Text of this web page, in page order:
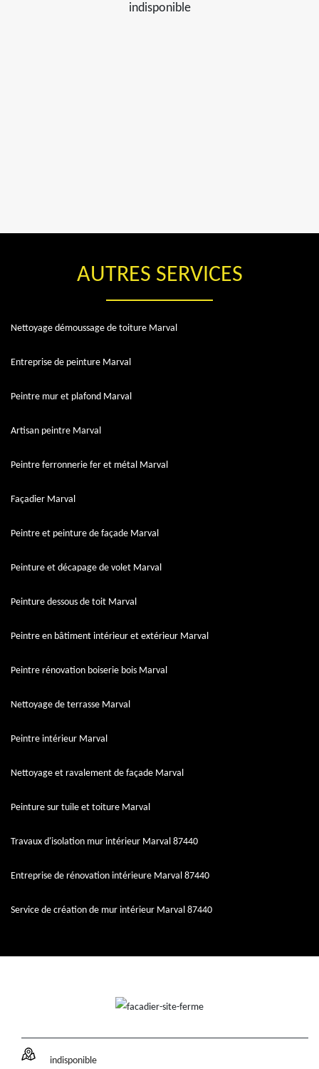
indisponible
AUTRES SERVICES
Nettoyage démoussage de toiture Marval
Entreprise de peinture Marval
Peintre mur et plafond Marval
Artisan peintre Marval
Peintre ferronnerie fer et métal Marval
Façadier Marval
Peintre et peinture de façade Marval
Peinture et décapage de volet Marval
Peinture dessous de toit Marval
Peintre en bâtiment intérieur et extérieur Marval
Peintre rénovation boiserie bois Marval
Nettoyage de terrasse Marval
Peintre intérieur Marval
Nettoyage et ravalement de façade Marval
Peinture sur tuile et toiture Marval
Travaux d'isolation mur intérieur Marval 87440
Entreprise de rénovation intérieure Marval 87440
Service de création de mur intérieur Marval 87440
indisponible